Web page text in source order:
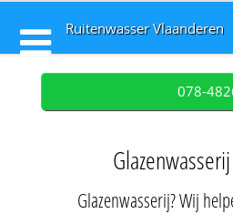
Ruitenwasser Vlaanderen
078-
Glazenwasserij? Wij